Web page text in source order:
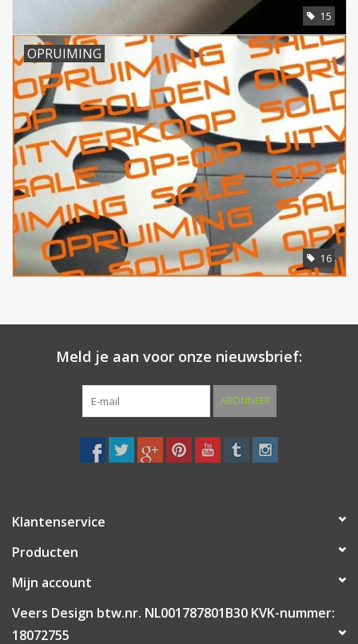
15
OPRUIMING
16
Meld je aan voor onze nieuwsbrief:
ABONNEER
Klantenservice
Producten
Mijn account
Veers Design btw.nr. NL001787801B30 KVK-nummer:
18072755